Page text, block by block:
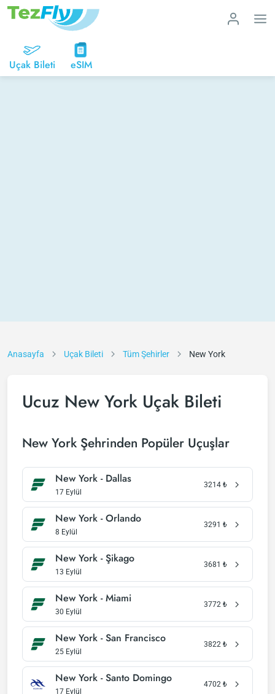
Uçak Bileti eSIM
Anasayfa Uçak Bileti Tüm Şehirler New York
Ucuz New York Uçak Bileti
New York Şehrinden Popüler Uçuşlar
New York - Dallas
17 Eylül
3214 ₺
New York - Orlando
8 Eylül
3291 ₺
New York - Şikago
13 Eylül
3681 ₺
New York - Miami
30 Eylül
3772 ₺
New York - San Francisco
25 Eylül
3822 ₺
New York - Santo Domingo
17 Eylül
4702 ₺